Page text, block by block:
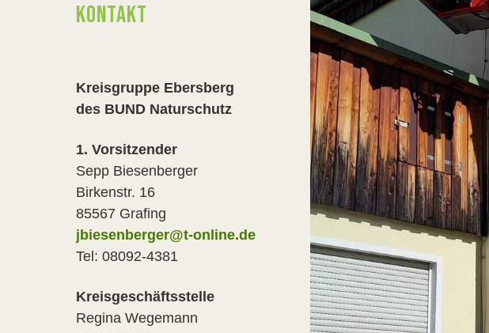
KONTAKT
Kreisgruppe Ebersberg
des BUND Naturschutz
1. Vorsitzender
Sepp Biesenberger
Birkenstr. 16
85567 Grafing
jbiesenberger@t-online.de
Tel: 08092-4381
Kreisgeschäftsstelle
Regina Wegemann